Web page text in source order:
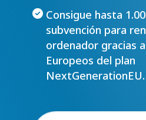
Consigue hasta
subvención para
ordenador gracias
Europeos del plan
NextGenerationEU.